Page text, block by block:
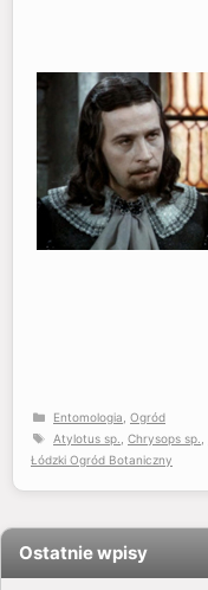
Kategorie
Entomologia Ogród
Tagi
Atylotus sp. Chrysops sp.
Łódzki Ogród Botaniczny
Ostatnie wpisy